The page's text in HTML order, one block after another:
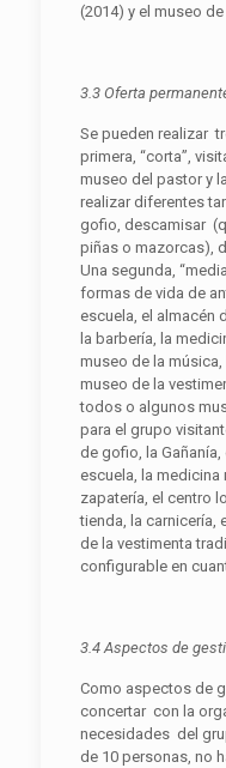
(2014) y el museo
3.3 Oferta
Se pueden realizar
primera, “corta”,
museo del pastor y
realizar diferentes
gofio, descamisar
piñas o mazorcas),
Una segunda,
formas de vida de
escuela, el almacén
la barbería, la
museo de la música,
museo de la
todos o algunos
para el grupo
de gofio, la
escuela, la medicina
zapatería, el centro
tienda, la carnicería,
de la vestimenta
configurable en
3.4 Aspectos de
Como aspectos de
concertar con la
necesidades del
de 10 personas, no